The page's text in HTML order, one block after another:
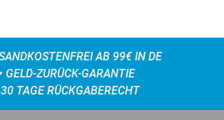
AB 99€ IN DE
GELD-ZURÜCK-GARANTIE
30 TAGE RÜCKGABERECHT